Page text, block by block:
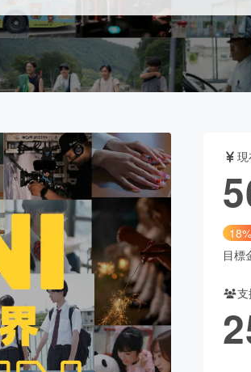
for Social GoodCAMPFIRE Creation
ふるさと納税 machi-yaコミュニティ
18%
目標